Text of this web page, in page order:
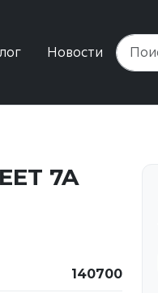
Новости
7A
140700